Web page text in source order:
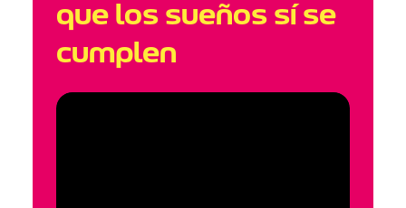
que los sueños sí se
cumplen